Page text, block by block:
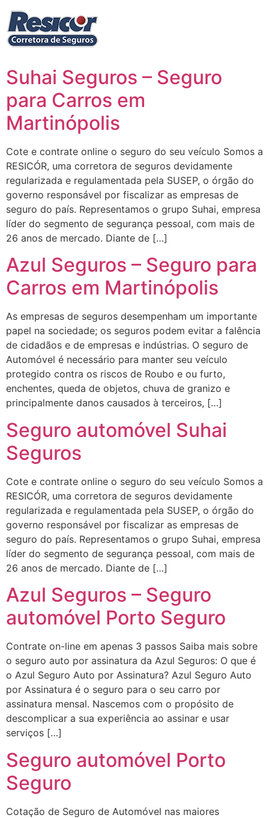
para
conteúdo
Suhai Seguros – Seguro
para Carros em
Martinópolis
Cote e contrate online o seguro do seu veículo Somos a
RESICÓR, uma corretora de seguros devidamente
regularizada e regulamentada pela SUSEP, o órgão do
governo responsável por fiscalizar as empresas de
seguro do país. Representamos o grupo Suhai, empresa
líder do segmento de segurança pessoal, com mais de
26 anos de mercado. Diante de […]
Azul Seguros – Seguro para
Carros em Martinópolis
As empresas de seguros desempenham um importante
papel na sociedade; os seguros podem evitar a falência
de cidadãos e de empresas e indústrias. O seguro de
Automóvel é necessário para manter seu veículo
protegido contra os riscos de Roubo e ou furto,
enchentes, queda de objetos, chuva de granizo e
principalmente danos causados à terceiros, […]
Seguro automóvel Suhai
Seguros
Cote e contrate online o seguro do seu veículo Somos a
RESICÓR, uma corretora de seguros devidamente
regularizada e regulamentada pela SUSEP, o órgão do
governo responsável por fiscalizar as empresas de
seguro do país. Representamos o grupo Suhai, empresa
líder do segmento de segurança pessoal, com mais de
26 anos de mercado. Diante de […]
Azul Seguros – Seguro
automóvel Porto Seguro
Contrate on-line em apenas 3 passos Saiba mais sobre
o seguro auto por assinatura da Azul Seguros: O que é
o Azul Seguro Auto por Assinatura? Azul Seguro Auto
por Assinatura é o seguro para o seu carro por
assinatura mensal. Nascemos com o propósito de
descomplicar a sua experiência ao assinar e usar
serviços […]
Seguro automóvel Porto
Seguro
Cotação de Seguro de Automóvel nas maiores